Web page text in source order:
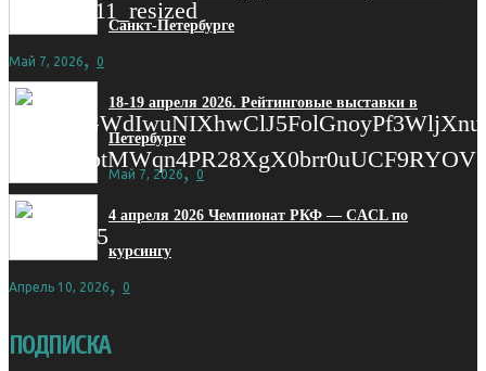
Санкт-Петербурге
Май 7, 2026, 0
18-19 апреля 2026. Рейтинговые выставки в
Петербурге
Май 7, 2026,0
4 апреля 2026 Чемпионат РКФ — CACL по
курсингу
Апрель 10, 2026, 0
ПОДПИСКА